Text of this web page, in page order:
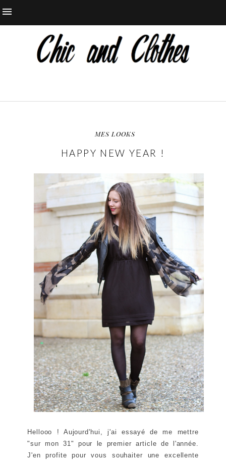
MES LOOKS
HAPPY NEW YEAR !
Hellooo ! Aujourd'hui, j'ai essayé de me mettre
"sur mon 31" pour le premier article de l'année.
J'en profite pour vous souhaiter une excellente